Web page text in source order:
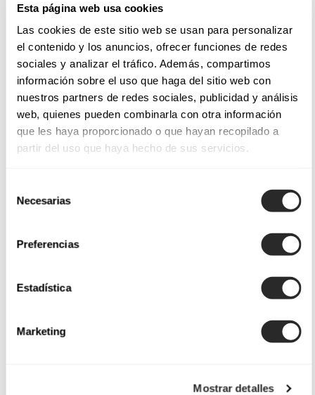
Esta página web usa cookies
Las cookies de este sitio web se usan para personalizar
el contenido y los anuncios, ofrecer funciones de redes
sociales y analizar el tráfico. Además, compartimos
información sobre el uso que haga del sitio web con
nuestros partners de redes sociales, publicidad y análisis
web, quienes pueden combinarla con otra información
que les haya proporcionado o que hayan recopilado a
partir del uso que haya hecho de sus servicios.
Necesarias
Preferencias
Estadística
Marketing
Mostrar detalles